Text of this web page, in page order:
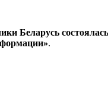
Беларусь
.